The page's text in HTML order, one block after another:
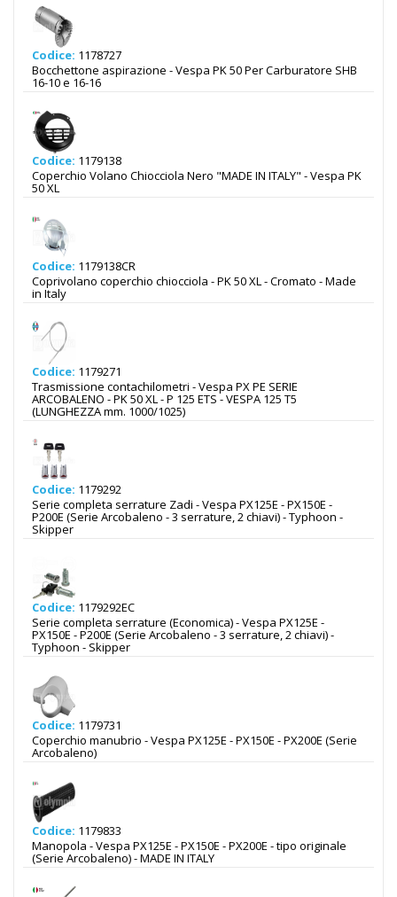
Codice: 1178727
Bocchettone aspirazione - Vespa PK 50 Per Carburatore SHB
16-10 e 16-16
Codice: 1179138
Coperchio Volano Chiocciola Nero "MADE IN ITALY" - Vespa PK
50 XL
Codice: 1179138CR
Coprivolano coperchio chiocciola - PK 50 XL - Cromato - Made
in Italy
Codice: 1179271
Trasmissione contachilometri - Vespa PX PE SERIE
ARCOBALENO - PK 50 XL - P 125 ETS - VESPA 125 T5
(LUNGHEZZA mm. 1000/1025)
Codice: 1179292
Serie completa serrature Zadi - Vespa PX125E - PX150E -
P200E (Serie Arcobaleno - 3 serrature, 2 chiavi) - Typhoon -
Skipper
Codice: 1179292EC
Serie completa serrature (Economica) - Vespa PX125E -
PX150E - P200E (Serie Arcobaleno - 3 serrature, 2 chiavi) -
Typhoon - Skipper
Codice: 1179731
Coperchio manubrio - Vespa PX125E - PX150E - PX200E (Serie
Arcobaleno)
Codice: 1179833
Manopola - Vespa PX125E - PX150E - PX200E - tipo originale
(Serie Arcobaleno) - MADE IN ITALY